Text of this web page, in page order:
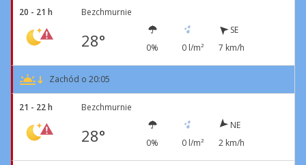
20 - 21 h Bezchmurnie
28° 0% 0 l/m²
SE
7 km/h
Zachód o 20:05
21 - 22 h Bezchmurnie
28° 0% 0 l/m²
NE
2 km/h